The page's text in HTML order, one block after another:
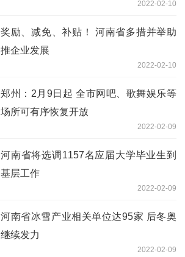
2022-02-10
奖励、减免、补贴！ 河南省多措并举助
推企业发展
2022-02-10
郑州：2月9日起 全市网吧、歌舞娱乐等
场所可有序恢复开放
2022-02-09
河南省将选调1157名应届大学毕业生到
基层工作
2022-02-09
河南省冰雪产业相关单位达95家 后冬奥
继续发力
2022-02-09